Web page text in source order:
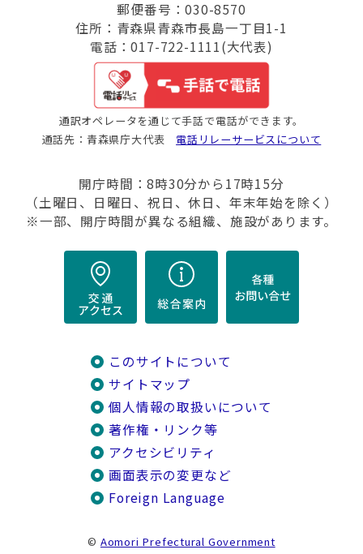
郵便番号：030-8570
住所：青森県青森市長島一丁目1-1
電話：017-722-1111(大代表)
通訳オペレータを通じて手話で電話ができます。
通話先：青森県庁大代表 電話リレーサービスについて
開庁時間：8時30分から17時15分
（土曜日、日曜日、祝日、休日、年末年始を除く）
※一部、開庁時間が異なる組織、施設があります。
このサイトについて
サイトマップ
個人情報の取扱いについて
著作権・リンク等
アクセシビリティ
画面表示の変更など
Foreign Language
© Aomori Prefectural Government